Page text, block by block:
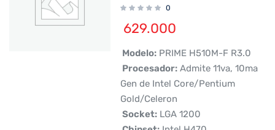
0
629.000
 Modelo:PRIME H510M-F R3.0
 Procesador:Admite 11va, 10ma
Gen de Intel Core/Pentium
Gold/Celeron
 Socket:LGA 1200
Create an account